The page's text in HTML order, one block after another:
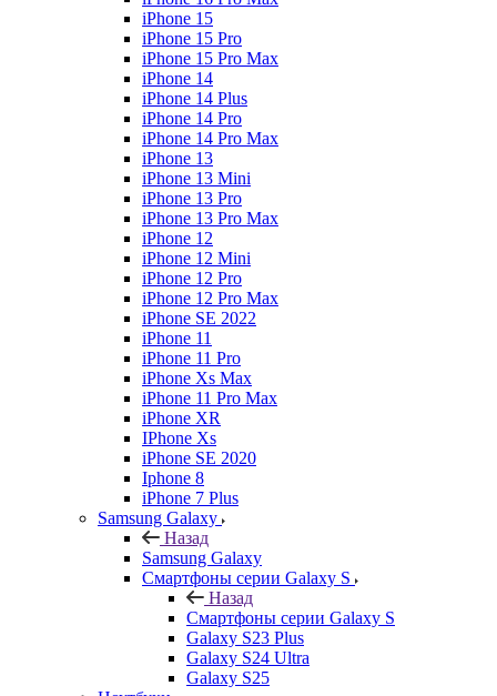
iPhone 15
iPhone 15 Pro
iPhone 15 Pro Max
iPhone 14
iPhone 14 Plus
iPhone 14 Pro
iPhone 14 Pro Max
iPhone 13
iPhone 13 Mini
iPhone 13 Pro
iPhone 13 Pro Max
iPhone 12
iPhone 12 Mini
iPhone 12 Pro
iPhone 12 Pro Max
iPhone SE 2022
iPhone 11
iPhone 11 Pro
iPhone Xs Max
iPhone 11 Pro Max
iPhone XR
IPhone Xs
iPhone SE 2020
Iphone 8
iPhone 7 Plus
Samsung Galaxy
Назад
Samsung Galaxy
Смартфоны серии Galaxy S
Назад
Смартфоны серии Galaxy S
Galaxy S23 Plus
Galaxy S24 Ultra
Galaxy S25